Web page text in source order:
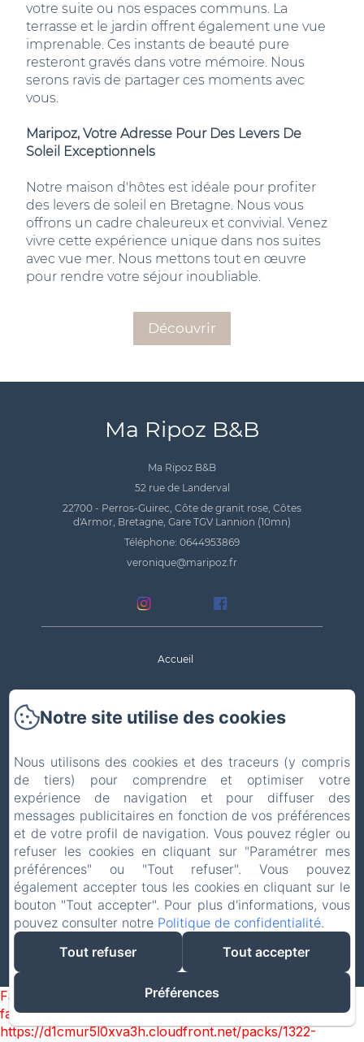
votre suite ou nos espaces communs. La
terrasse et le jardin offrent également une vue
imprenable. Ces instants de beauté pure
resteront gravés dans votre mémoire. Nous
serons ravis de partager ces moments avec
vous.
Maripoz, Votre Adresse Pour Des Levers De
Soleil Exceptionnels
Notre maison d'hôtes est idéale pour profiter
des levers de soleil en Bretagne. Nous vous
offrons un cadre chaleureux et convivial. Venez
vivre cette expérience unique dans nos suites
avec vue mer. Nous mettons tout en œuvre
pour rendre votre séjour inoubliable.
Découvrir
Ma Ripoz B&B
Ma Ripoz B&B
52 rue de Landerval
22700 - Perros-Guirec, Côte de granit rose, Côtes
d'Armor, Bretagne, Gare TGV Lannion (10mn)
Téléphone: 0644953869
veronique@maripoz.fr
Accueil
Activités alentours
Contact & Accès
Glossaire
Mentions légales
FR
Créé par Amenitiz
Failed to load BookingEngine/index: Loading chunk 1322
failed. (missing:
https://d1cmur5l0xva3h.cloudfront.net/packs/1322-
Notre site utilise des cookies
Nous utilisons des cookies et des traceurs (y compris
de tiers) pour comprendre et optimiser votre
expérience de navigation et pour diffuser des
messages publicitaires en fonction de vos préférences
et de votre profil de navigation. Vous pouvez régler ou
refuser les cookies en cliquant sur "Paramétrer mes
préférences" ou "Tout refuser". Vous pouvez
également accepter tous les cookies en cliquant sur le
bouton "Tout accepter". Pour plus d'informations, vous
pouvez consulter notre Politique de confidentialité.
Tout refuser
Tout accepter
Préférences